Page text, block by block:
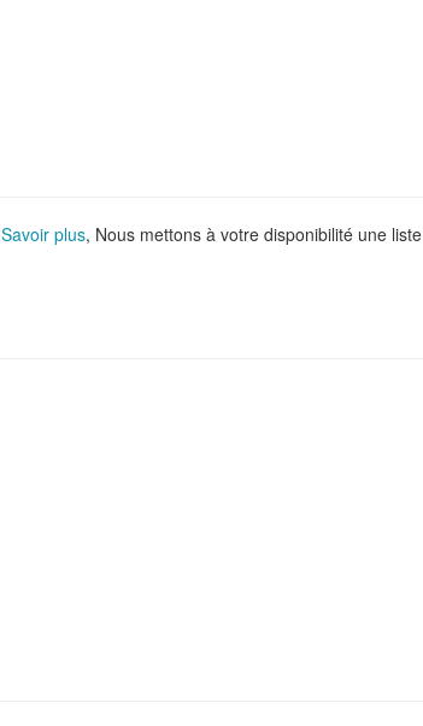
Savoir plus, Nous mettons à votre disponibilité une liste